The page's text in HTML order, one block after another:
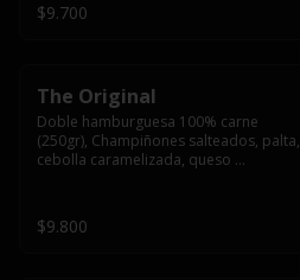
$9.700
The Original
Doble hamburguesa 100% carne
(250gr), Champiñones salteados, palta,
cebolla caramelizada, queso
fritas.
$9.800